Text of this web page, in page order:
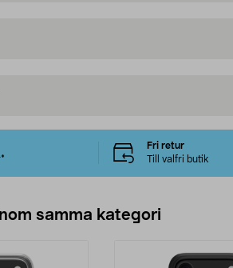
Fri retur
Till valfri butik
samma kategori